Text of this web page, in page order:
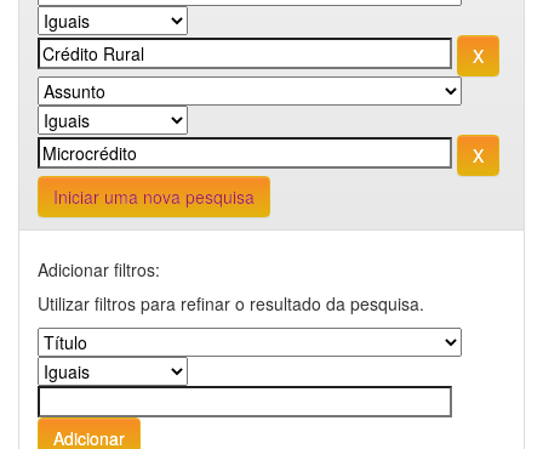
Iniciar uma nova pesquisa
Adicionar filtros:
Utilizar filtros para refinar o resultado da pesquisa.